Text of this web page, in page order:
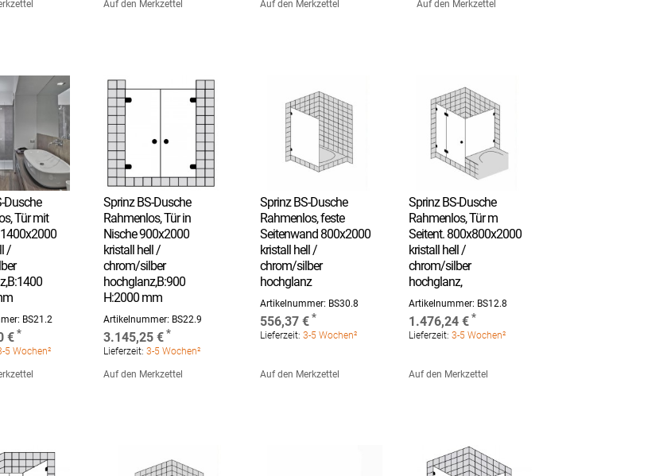
Auf den Merkzettel Auf den Merkzettel Auf den Merkzettel
Dusche
Tür mit
/
BS21.2
€
5 Wochen²
Sprinz BS-Dusche
Rahmenlos, Tür in
Nische 900x2000
kristall hell /
chrom/silber
hochglanz,B:900
H:2000 mm
Artikelnummer: BS22.9
3.145,25 €
Lieferzeit: 3-5 Wochen²
Auf den Merkzettel
Sprinz BS-Dusche
Rahmenlos, feste
Seitenwand 800x2000
kristall hell /
chrom/silber
hochglanz
Artikelnummer: BS30.8
556,37 €
Lieferzeit: 3-5 Wochen²
Auf den Merkzettel
Sprinz BS-Dusche
Rahmenlos, Tür m
Seitent. 800x800x2000
kristall hell /
chrom/silber
hochglanz,
Artikelnummer: BS12.8
1.476,24 €
Lieferzeit: 3-5 Wochen²
Auf den Merkzettel